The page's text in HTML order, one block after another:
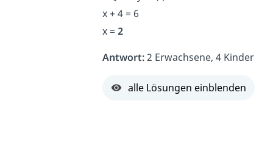
x + 4 = 6
x = 2
Antwort:2 Erwachsene, 4 Kinder
alle Lösungen einblenden